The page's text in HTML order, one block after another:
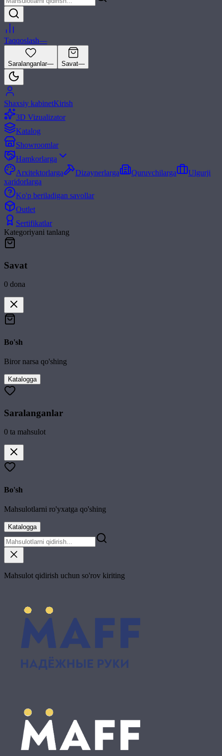
Taqqoslash—
Saralanganlar— Savat—
Shaxsiy kabinetKirish
3D Vizualizator
Katalog
Showroomlar
Hamkorlarga
Arxitektorlarga
Dizaynerlarga Quruvchilarga
Ulgurji
xaridorlarga
Ko'p beriladigan savollar
Outlet
Sertifikatlar
Kategoriyani tanlang
Savat
0 dona
Bo'sh
Biror narsa qo'shing
Katalogga
Saralanganlar
0 ta mahsulot
Bo'sh
Mahsulotlarni ro'yxatga qo'shing
Katalogga
Mahsulot qidirish uchun so'rov kiriting